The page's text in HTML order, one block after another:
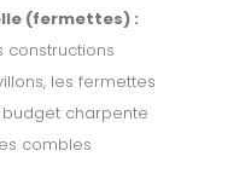
(fermettes) :
constructions
les fermettes
charpente
combles